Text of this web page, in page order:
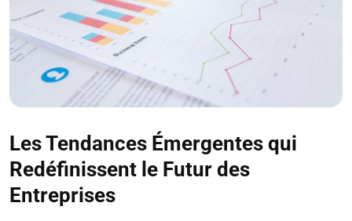
Les Tendances Émergentes qui
Redéfinissent le Futur des
Entreprises